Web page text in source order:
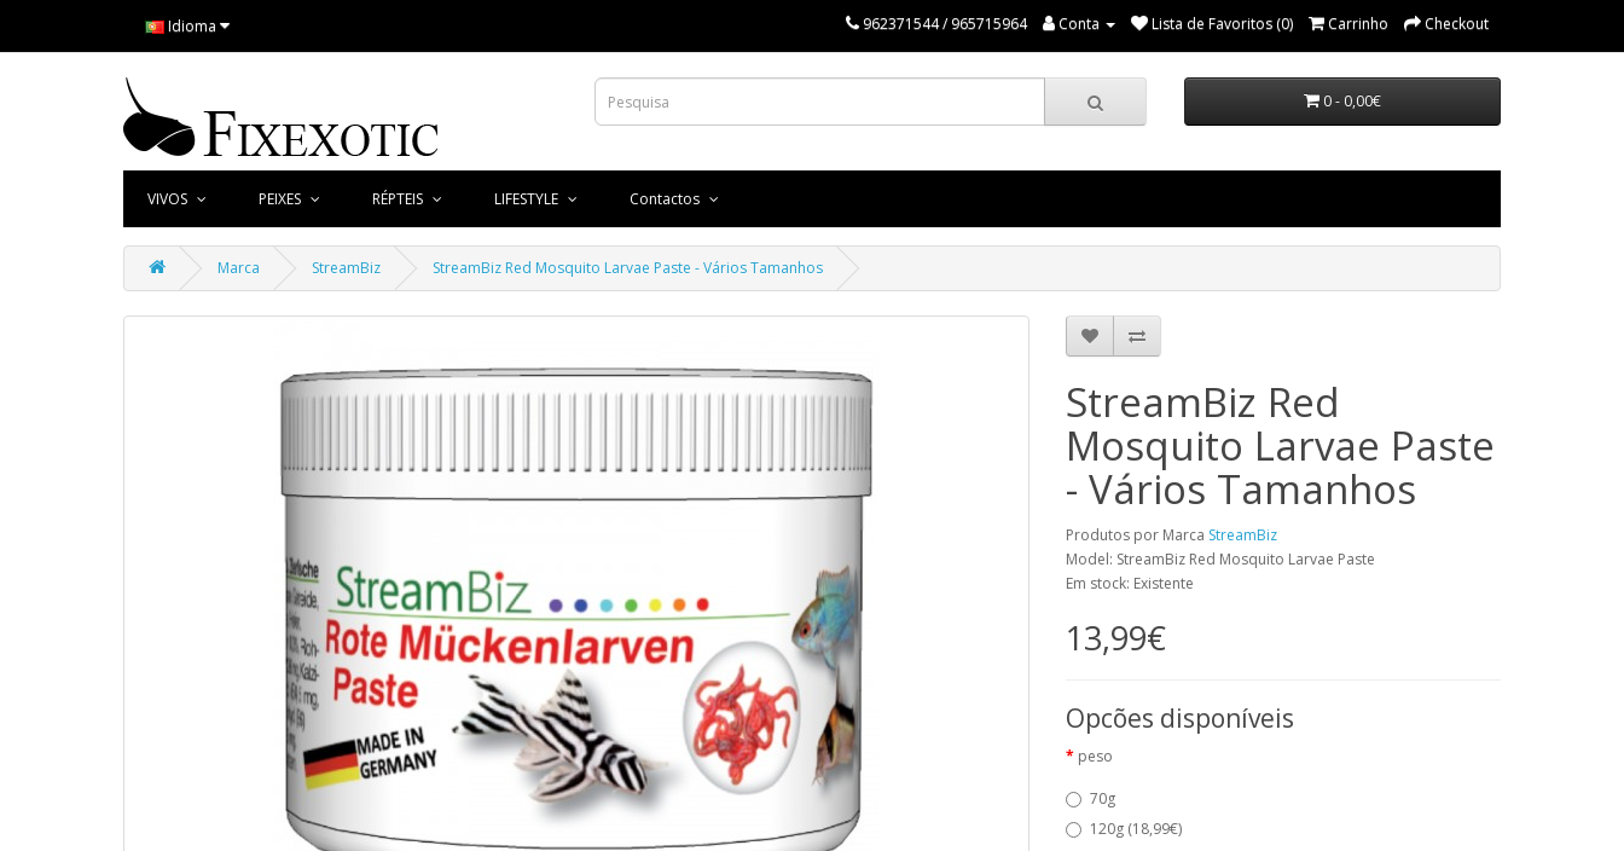
Idioma 962371544 / 965715964 Conta Lista de Favoritos (0) Carrinho Checkout
0 - 0,00€
VIVOS PEIXES RÉPTEIS LIFESTYLE Contactos
Marca StreamBiz StreamBiz Red Mosquito Larvae Paste - Vários Tamanhos
StreamBiz Red
Mosquito Larvae Paste
- Vários Tamanhos
Produtos por Marca StreamBiz
Model: StreamBiz Red Mosquito Larvae Paste
Em stock: Existente
13,99€
Opcões disponíveis
peso
70g
120g (18,99€)